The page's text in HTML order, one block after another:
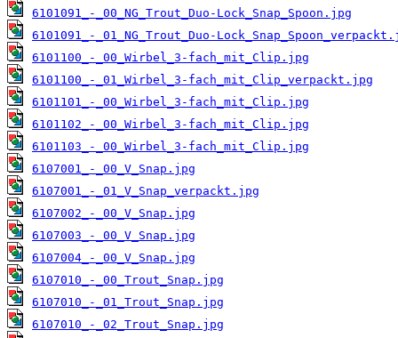
6101091_-_00_NG_Trout_Duo-Lock_Snap_Spoon.jpg
6101091_-_01_NG_Trout_Duo-
6101100_-_00_Wirbel_3-fach_mit_Clip.jpg
6101100_-_01_Wirbel_3-fach_mit_Clip_verpackt.jpg
6101101_-_00_Wirbel_3-fach_mit_Clip.jpg
6101102_-_00_Wirbel_3-fach_mit_Clip.jpg
6101103_-_00_Wirbel_3-fach_mit_Clip.jpg
6107001_-_00_V_Snap.jpg
6107001_-_01_V_Snap_verpackt.jpg
6107002_-_00_V_Snap.jpg
6107003_-_00_V_Snap.jpg
6107004_-_00_V_Snap.jpg
6107010_-_00_Trout_Snap.jpg
6107010_-_01_Trout_Snap.jpg
6107010_-_02_Trout_Snap.jpg